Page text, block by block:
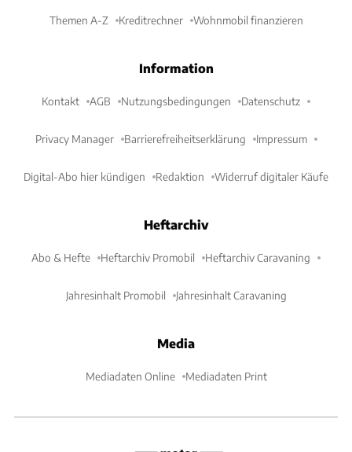
Themen A-Z Kreditrechner Wohnmobil finanzieren
Information
Kontakt AGB Nutzungsbedingungen Datenschutz
Privacy Manager Barrierefreiheitserklärung Impressum
Digital-Abo hier kündigen Redaktion Widerruf digitaler Käufe
Heftarchiv
Abo & Hefte Heftarchiv Promobil Heftarchiv Caravaning
Jahresinhalt Promobil Jahresinhalt Caravaning
Media
Mediadaten Online Mediadaten Print